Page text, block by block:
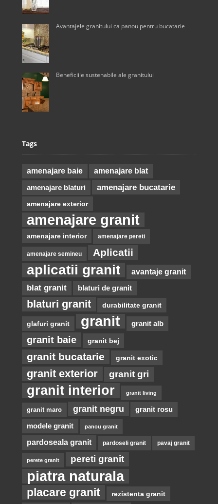
Avantajele granitului ca panou pentru bucatarie
Beneficiile sustenabile ale granitului
Tags
amenajare baie amenajare blat
amenajare blaturi amenajare bucatarie
amenajare exterior
amenajare granit
amenajare interior amenajare pereti
amenajare semineu Aplicatii
aplicatii granit avantaje granit
blat granit blaturi de granit
blaturi granit durabilitate granit
glafuri granit granit granit alb
granit baie granit bej
granit bucatarie granit exotic
granit exterior granit gri
granit interior granit living
granit maro granit negru granit rosu
modele granit panou granit
pardoseala granit pardoseli granit pavaj granit
perete granit pereti granit
piatra naturala
placare granit rezistenta granit